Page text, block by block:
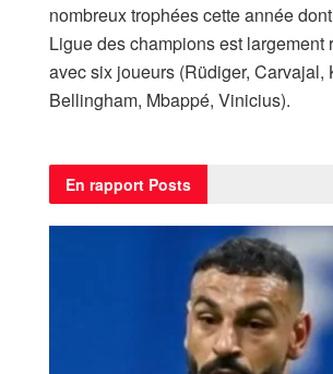
nombreux trophées cette année
Ligue des champions est largement
avec six joueurs (Rüdiger, Carvajal,
Bellingham, Mbappé, Vinicius).
En rapport Posts